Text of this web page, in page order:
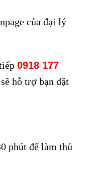
của đại lý
0918 177
hỗ trợ bạn đặt
phút để làm thủ